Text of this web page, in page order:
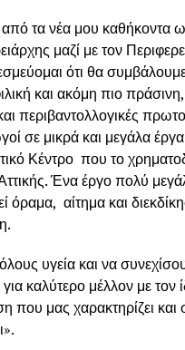
τα νέα μου καθήκοντα
μαζί με τον
ότι θα
και ακόμη πιο
περιβαντολλογικές
σε μικρά και μεγάλα
Κέντρο που το
Ένα έργο πολύ
όραμα, αίτημα και
υγεία και να
καλύτερο μέλλον με τον
που μας χαρακτηρίζει και